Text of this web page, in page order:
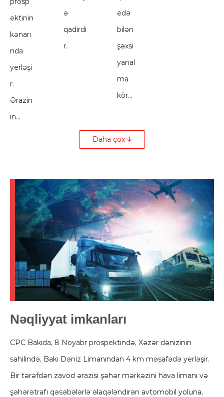
ektinin
kənarı
nda
yerləşi
r.
Ərazin
in...
ə
qadirdi
r.
edə
bilən
şəxsi
yanal
ma
kör...
Daha çox
Nəqliyyat imkanları
CPC Bakıda, 8 Noyabr prospektində, Xəzər dənizinin
sahilində, Bakı Dəniz Limanından 4 km məsafədə yerləşir.
Bir tərəfdən zavod ərazisi şəhər mərkəzini hava limanı və
şəhərətrafı qəsəbələrlə əlaqələndirən avtomobil yoluna,